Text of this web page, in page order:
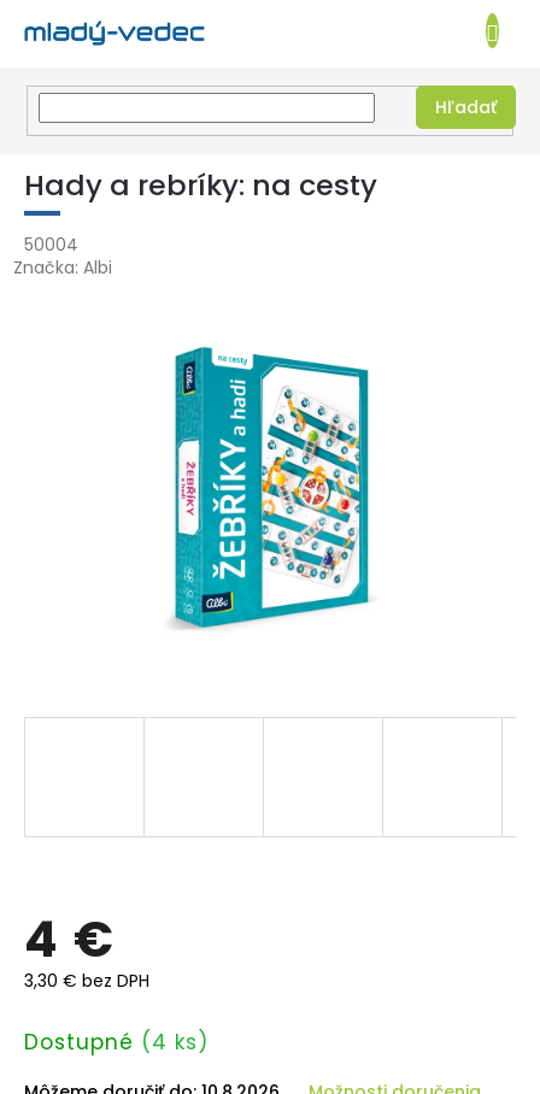
Prejsť
obsah
EUR
Hľadať
KOŠÍK
Hady a rebríky: na cesty
50004
Značka: Albi
4 €
3,30 € bez DPH
Jednotková
Dostupné (4 ks)